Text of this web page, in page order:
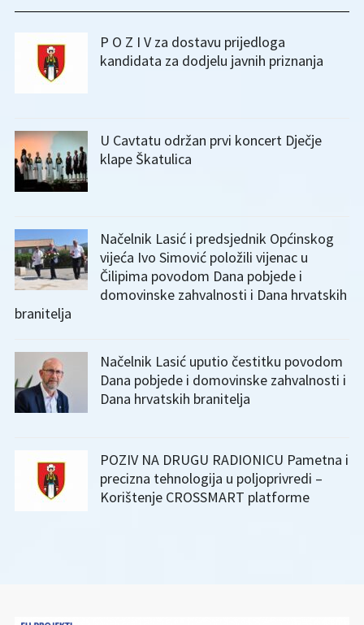
P O Z I V za dostavu prijedloga
kandidata za dodjelu javnih priznanja
U Cavtatu održan prvi koncert Dječje
klape Škatulica
Načelnik Lasić i predsjednik Općinskog
vijeća Ivo Simović položili vijenac u
Čilipima povodom Dana pobjede i
domovinske zahvalnosti i Dana hrvatskih
branitelja
Načelnik Lasić uputio čestitku povodom
Dana pobjede i domovinske zahvalnosti i
Dana hrvatskih branitelja
POZIV NA DRUGU RADIONICU Pametna i
precizna tehnologija u poljoprivredi –
Korištenje CROSSMART platforme